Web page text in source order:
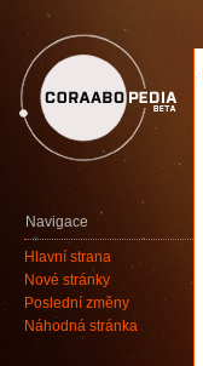
Navigace
Hlavní strana
Nové stránky
Poslední změny
Náhodná stránka